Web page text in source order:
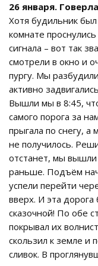
26 января.
Хотя будильник
комнате
сигнала – вот так
смотрели в окно и
пургу. Мы
активно
Вышли мы в 8:45,
самого порога за
прыгала по снегу, а
не получилось.
отстанет, мы вышли
раньше. Подъём
успели перейти
вверх. И эта дорога
сказочной! По обе
покрывал их
скользил к земле и
сливок. В